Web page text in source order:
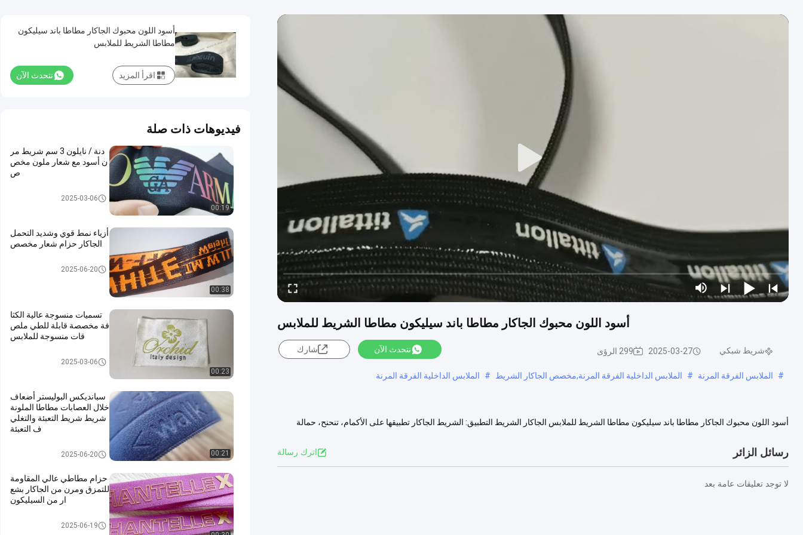
أسود اللون محبوك الجاكار مطاطا باند سيليكون مطاطا الشريط للملابس
شريط شبكي 2025-03-27 299 الرؤى نتحدث الآن شارك
# الملابس الفرقة المرنة # الملابس الداخلية الفرقة المرنة,مخصص الجاكار الشريط # الملابس الداخلية الفرقة المرنة
أسود اللون محبوك الجاكار مطاطا باند سيليكون مطاطا الشريط للملابس الجاكار الشريط التطبيق: الشريط الجاكار تطبيقها على الأكمام، تنحنح، حمالة
رسائل الزائر اترك رسالة
لا توجد تعليقات عامة بعد
أسود اللون محبوك الجاكار مطاطا باند سيليكون
مطاطا الشريط للملابس
نتحدث الآن اقرأ المزيد
فيديوهات ذات صلة
00:19
دنة / نايلون 3 سم شريط مر
ن أسود مع شعار ملون مخص
ص
2025-03-06
00:38
أزياء نمط قوي وشديد التحمل
الجاكار حزام شعار مخصص
2025-06-20
00:23
تسميات منسوجة عالية الكثا
فة مخصصة قابلة للطي ملص
قات منسوجة للملابس
المنسوجة تسميات الملابس
2025-03-06
00:21
سبانديكس البوليستر أضعاف
خلال العصابات مطاطا الملونة
شريط شريط التعبئة والتغلي
ف التعبئة
2025-06-20
حزام مطاطي عالي المقاومة
للتمزق ومرن من الجاكار بشع
ار من السيليكون
2025-06-19